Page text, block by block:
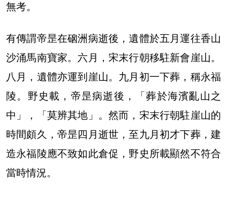
無考。
有傳謂帝昰在硇洲病逝後，遺體於五月運往香山
沙涌馬南寶家。六月，宋末行朝移駐新會崖山。
八月，遺體亦運到崖山。九月初一下葬，稱永福
陵。野史載，帝昰病逝後，「葬於海濱亂山之
中」，「莫辨其地」。然而，宋末行朝駐崖山的
時間頗久，帝昰四月逝世，至九月初才下葬，建
造永福陵應不致如此倉促，野史所載顯然不符合
當時情況。